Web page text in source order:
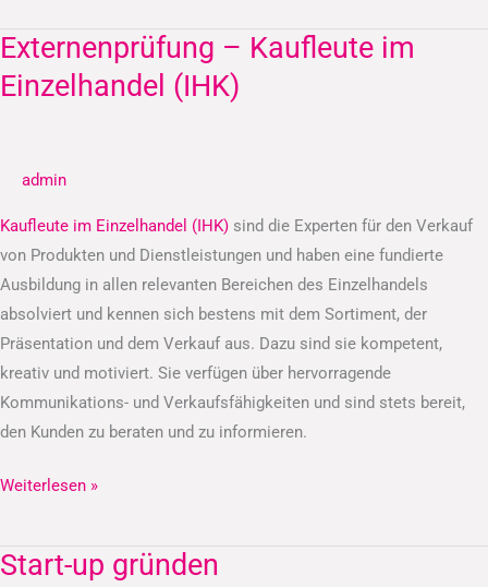
Externenprüfung – Kaufleute im
Einzelhandel (IHK)
admin
Kaufleute im Einzelhandel (IHK) sind die Experten für den Verkauf
von Produkten und Dienstleistungen und haben eine fundierte
Ausbildung in allen relevanten Bereichen des Einzelhandels
absolviert und kennen sich bestens mit dem Sortiment, der
Präsentation und dem Verkauf aus. Dazu sind sie kompetent,
kreativ und motiviert. Sie verfügen über hervorragende
Kommunikations- und Verkaufsfähigkeiten und sind stets bereit,
den Kunden zu beraten und zu informieren.
Externenprüfung
–
Kaufleute
(IHK)
Weiterlesen »
Start-up gründen
Start-